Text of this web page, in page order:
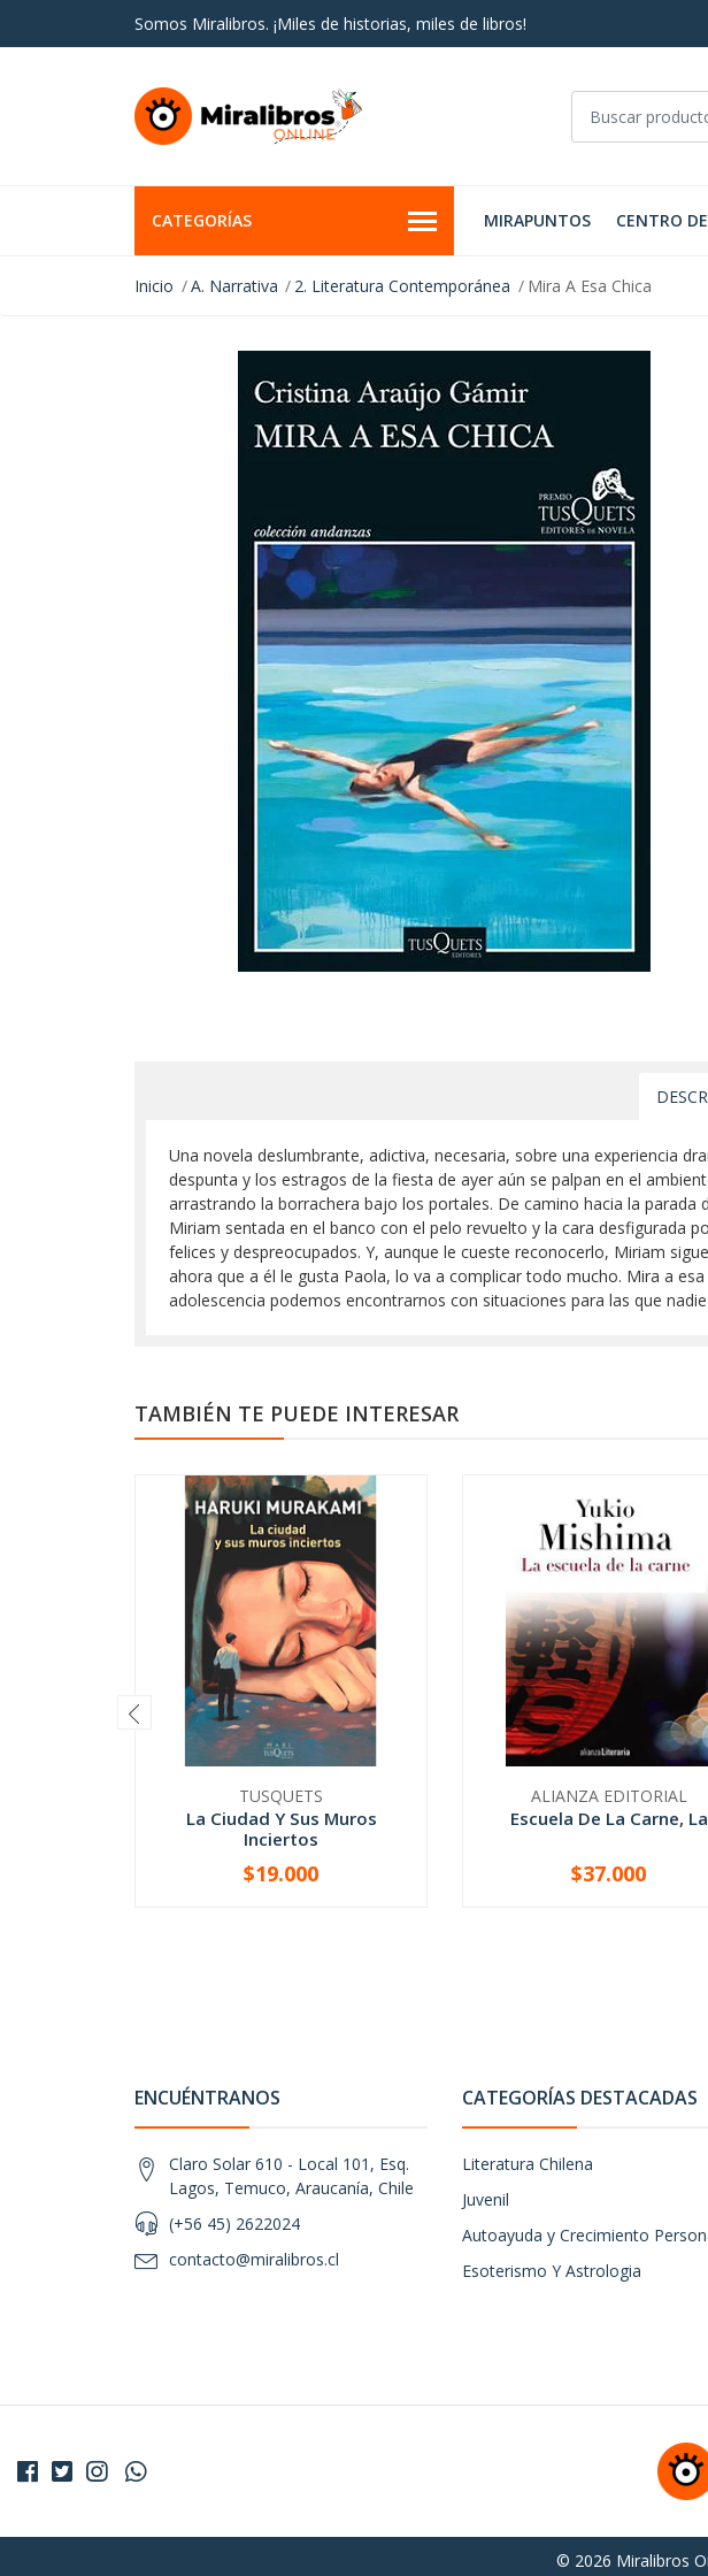
Somos Miralibros. ¡Miles de historias, miles de libros!
CATEGORÍAS MIRAPUNTOS CENTRO
Inicio A. Narrativa 2. Literatura Contemporánea Mira A Esa Chica
Una novela deslumbrante, adictiva, necesaria, sobre una experiencia
despunta y los estragos de la fiesta de ayer aún se palpan en el
arrastrando la borrachera bajo los portales. De camino hacia la
Miriam sentada en el banco con el pelo revuelto y la cara desfigurada
felices y despreocupados. Y, aunque le cueste reconocerlo, Miriam
ahora que a él le gusta Paola, lo va a complicar todo mucho. Mira a
adolescencia podemos encontrarnos con situaciones para las que
TAMBIÉN TE PUEDE INTERESAR
TUSQUETS
La Ciudad Y Sus Muros
Inciertos
+
$19.000
ALIANZA EDITORIAL
Escuela De La Carne, La
+
$37.000
ENCUÉNTRANOS
Claro Solar 610 - Local 101, Esq.
Lagos, Temuco, Araucanía, Chile
(+56 45) 2622024
contacto@miralibros.cl
CATEGORÍAS DESTACADAS
Literatura Chilena
Juvenil
Autoayuda y Crecimiento
Esoterismo Y Astrologia
© 2026 Miralibros